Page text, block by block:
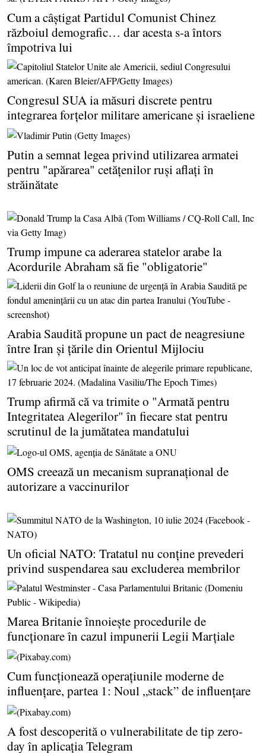
Cum a câştigat Partidul Comunist Chinez
războiul demografic… dar acesta s-a întors
împotriva lui
Congresul SUA ia măsuri discrete pentru
integrarea forţelor militare americane şi israeliene
Putin a semnat legea privind utilizarea armatei
pentru "apărarea" cetăţenilor ruşi aflaţi în
străinătate
Trump impune ca aderarea statelor arabe la
Acordurile Abraham să fie "obligatorie"
Arabia Saudită propune un pact de neagresiune
între Iran şi ţările din Orientul Mijlociu
Trump afirmă că va trimite o "Armată pentru
Integritatea Alegerilor" în fiecare stat pentru
scrutinul de la jumătatea mandatului
OMS creează un mecanism supranaţional de
autorizare a vaccinurilor
Un oficial NATO: Tratatul nu conţine prevederi
privind suspendarea sau excluderea membrilor
Marea Britanie înnoieşte procedurile de
funcţionare în cazul impunerii Legii Marţiale
Cum funcţionează operaţiunile moderne de
influenţare, partea 1: Noul „stack” de influenţare
A fost descoperită o vulnerabilitate de tip zero-
day în aplicaţia Telegram